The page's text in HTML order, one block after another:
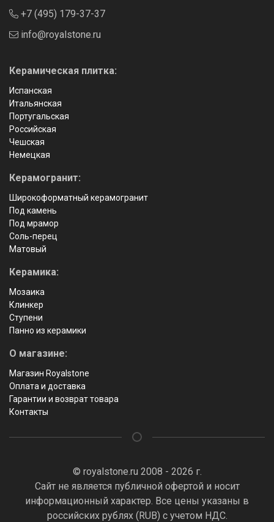
+7 (495) 179-37-37
info@royalstone.ru
Керамическая плитка:
Испанская
Итальянская
Португальская
Российская
Чешская
Немецкая
Керамогранит:
Широкоформатный керамогранит
Под камень
Под мрамор
Соль-перец
Матовый
Керамика:
Мозаика
Клинкер
Ступени
Панно из керамики
О магазине:
Магазин Royalstone
Оплата и доставка
Гарантии и возврат товара
Контакты
© royalstone.ru 2008 - 2026 г.
Сайт не является публичной офертой и носит
информационный характер. Все цены указаны в
российских рублях (RUB) с учетом НДС.